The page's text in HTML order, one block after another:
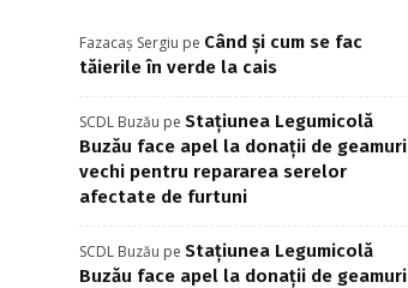
Fazacaș Sergiu pe Când și cum se fac
tăierile în verde la cais
SCDL Buzău pe Stațiunea Legumicolă
Buzău face apel la donații de geamuri
vechi pentru repararea serelor
afectate de furtuni
SCDL Buzău pe Stațiunea Legumicolă
Buzău face apel la donații de geamuri